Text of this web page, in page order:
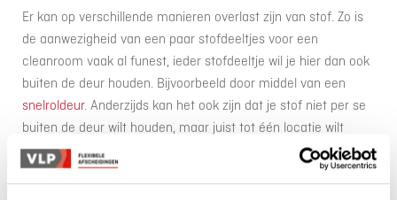
Er kan op verschillende manieren overlast zijn van stof. Zo is
de aanwezigheid van een paar stofdeeltjes voor een
cleanroom vaak al funest, ieder stofdeeltje wil je hier dan ook
buiten de deur houden. Bijvoorbeeld door middel van een
snelroldeur. Anderzijds kan het ook zijn dat je stof niet per se
buiten de deur wilt houden, maar juist tot één locatie wilt
beperken. Bijvoorbeeld bij een stortkoker. Hier kan opvliegend
stof vaak eenvoudig middels een
op z'n plek